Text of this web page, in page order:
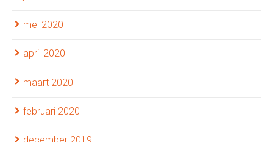
mei 2020
april 2020
maart 2020
februari 2020